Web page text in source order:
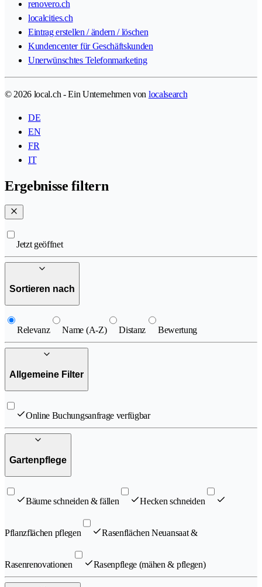
renovero.ch
localcities.ch
Eintrag erstellen / ändern / löschen
Kundencenter für Geschäftskunden
Unerwünschtes Telefonmarketing
© 2026 local.ch - Ein Unternehmen von localsearch
DE
EN
FR
IT
Ergebnisse filtern
Jetzt geöffnet
Sortieren nach
Relevanz Name (A-Z) Distanz Bewertung
Allgemeine Filter
Online Buchungsanfrage verfügbar
Gartenpflege
Bäume schneiden & fällen Hecken schneiden
Pflanzflächen pflegen Rasenflächen Neuansaat &
Rasenrenovationen Rasenpflege (mähen & pflegen)